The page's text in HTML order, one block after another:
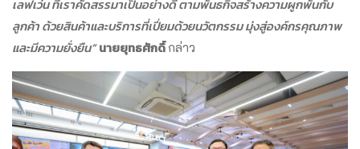
เลฟเว่น ที่เราคัดสรรมาเป็นอย่างดี ตามพันธกิจสร้างความผูกพันกับ
ลูกค้า ด้วยสินค้าและบริการที่เปี่ยมด้วยนวัตกรรม มุ่งสู่องค์กรคุณภาพ
และมีความยั่งยืน” นายยุทธศักดิ์กล่าว